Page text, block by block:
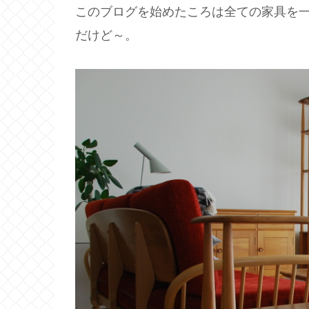
このブログを始めたころは全ての家具を
だけど～。